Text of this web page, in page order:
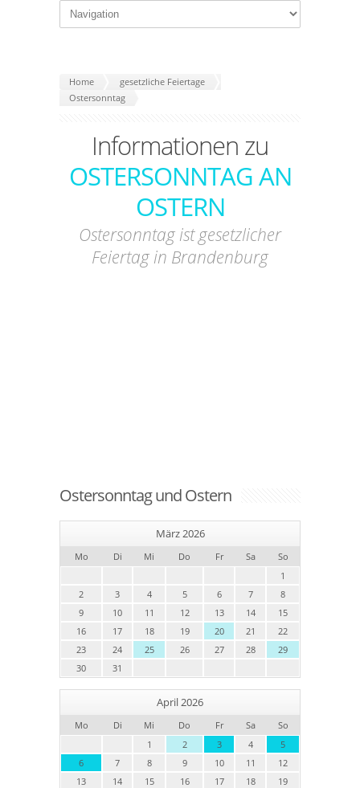
Home
gesetzliche Feiertage
Ostersonntag
Informationen zu
OSTERSONNTAG AN
OSTERN
Ostersonntag ist gesetzlicher
Feiertag in Brandenburg
Ostersonntag und Ostern
März 2026
Mo Di Mi Do Fr Sa
So
1
2
3 4 5 6 7
8
9
10 11 12 13 14
15
16
17 18 19 20 21
22
23
24 25 26 27 28
29
30
31
April 2026
Mo Di Mi Do Fr Sa
So
1
2 3 4
5
6
7 8 9 10 11
12
13
14 15 16 17 18
19